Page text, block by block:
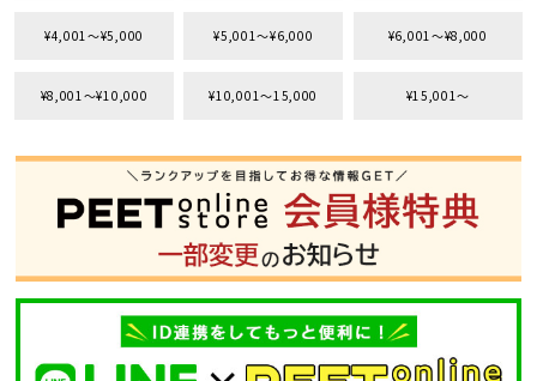
¥4,001〜¥5,000 ¥5,001〜¥6,000 ¥6,001〜¥8,000
¥8,001〜¥10,000 ¥10,001〜15,000 ¥15,001〜